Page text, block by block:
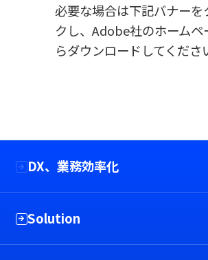
必要な場合は下記バナーを
クし、Adobe社のホームペ
らダウンロードしてくださ
DX、業務効率化
Solution